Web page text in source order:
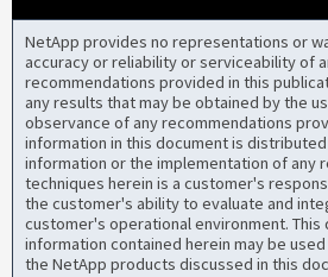
NetApp provides no representations or
accuracy or reliability or serviceability of
recommendations provided in this
any results that may be obtained by the
observance of any recommendations
information in this document is distributed
information or the implementation of any
techniques herein is a customer's
the customer's ability to evaluate and
customer's operational environment. This
information contained herein may be
the NetApp products discussed in this